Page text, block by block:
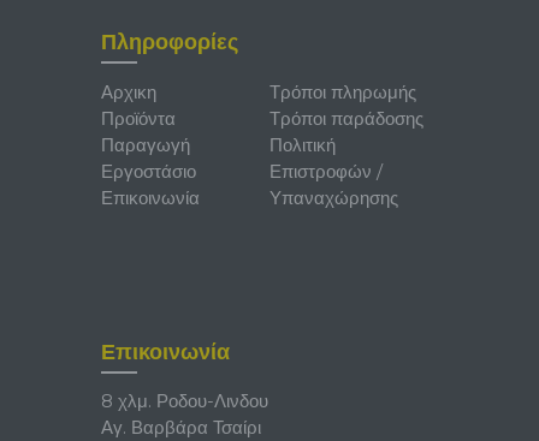
Πληροφορίες
Αρχικη
Προϊόντα
Παραγωγή
Εργοστάσιο
Επικοινωνία
Τρόποι πληρωμής
Τρόποι παράδοσης
Πολιτική
Επιστροφών /
Υπαναχώρησης
Επικοινωνία
8 χλμ. Ροδου-Λινδου
Αγ. Βαρβάρα Τσαίρι